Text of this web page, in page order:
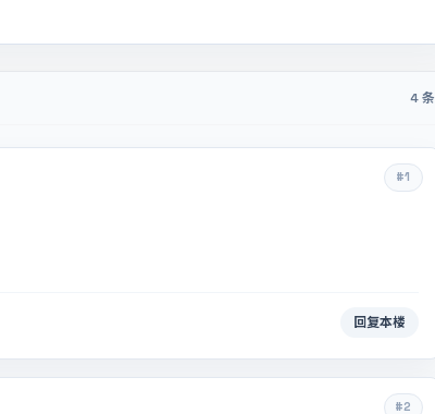
4 条
#1
回复本楼
#2